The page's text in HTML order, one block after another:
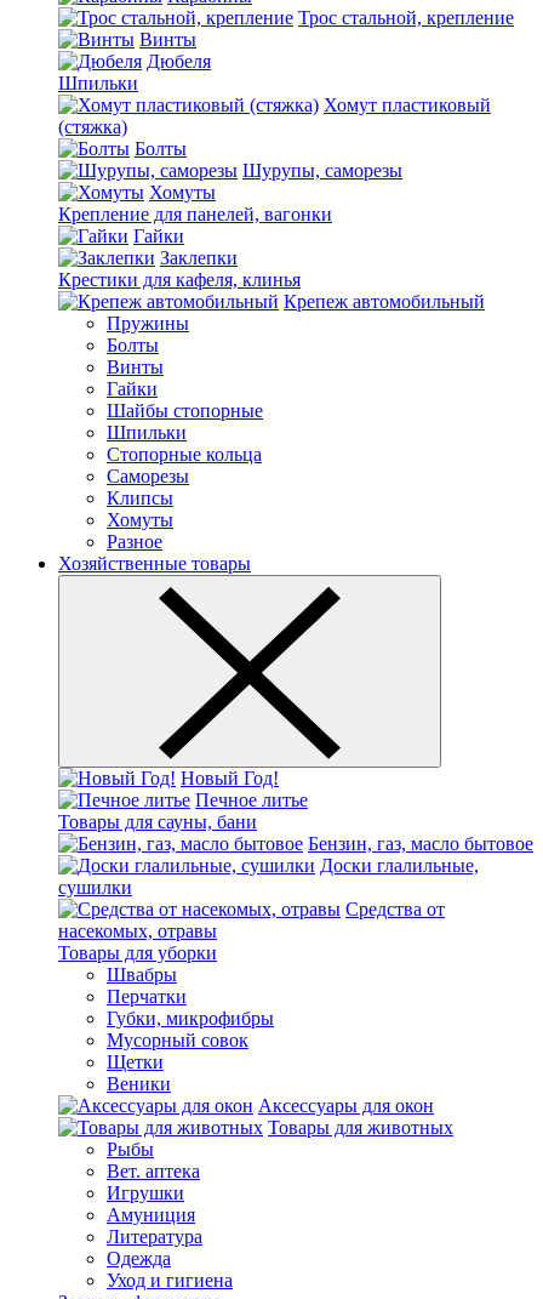
Трос стальной, крепление
Винты
Дюбеля
Шпильки
Хомут пластиковый
(стяжка)
Болты
Шурупы, саморезы
Хомуты
Крепление для панелей, вагонки
Гайки
Заклепки
Крестики для кафеля, клинья
Крепеж автомобильный
Пружины
Болты
Винты
Гайки
Шайбы стопорные
Шпильки
Стопорные кольца
Саморезы
Клипсы
Хомуты
Разное
Хозяйственные товары
Новый Год!
Печное литье
Товары для сауны, бани
Бензин, газ, масло бытовое
Доски глалильные,
сушилки
Средства от
насекомых, отравы
Товары для уборки
Швабры
Перчатки
Губки, микрофибры
Мусорный совок
Щетки
Веники
Аксессуары для окон
Товары для животных
Рыбы
Вет. аптека
Игрушки
Амуниция
Литература
Одежда
Уход и гигиена